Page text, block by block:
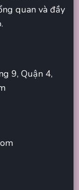
quan và đầy
9, Quận 4,